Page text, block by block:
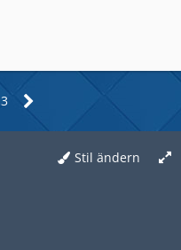
3
Stil ändern